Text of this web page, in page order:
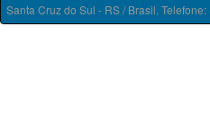
Santa Cruz do Sul - RS / Brasil.